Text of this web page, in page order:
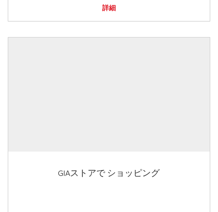
詳細
GIAストアで ショッピング